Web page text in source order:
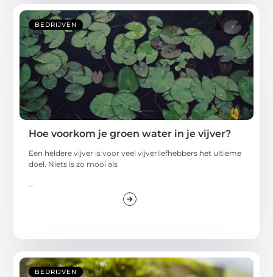
BEDRIJVEN
Hoe voorkom je groen water in je vijver?
Een heldere vijver is voor veel vijverliefhebbers het ultieme
doel. Niets is zo mooi als
...
BEDRIJVEN